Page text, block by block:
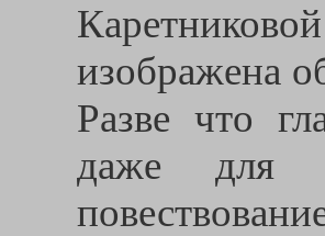
изображена
Разве что
даже для